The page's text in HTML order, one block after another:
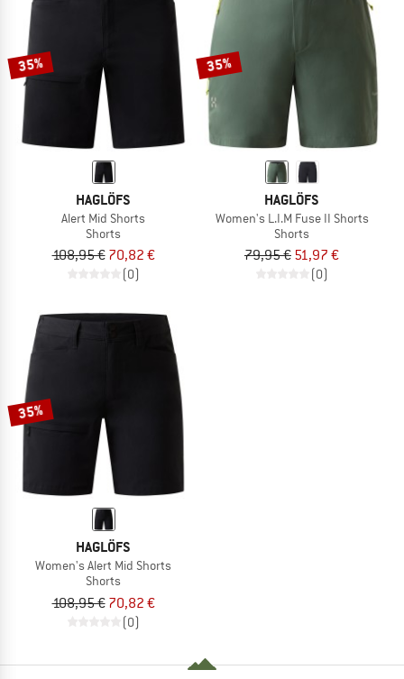
35%
HAGLÖFS
Alert Mid Shorts
Shorts
108,95 € 70,82 €
(0)
35%
HAGLÖFS
Women's L.I.M Fuse II Shorts
Shorts
79,95 € 51,97 €
(0)
35%
HAGLÖFS
Women's Alert Mid Shorts
Shorts
108,95 € 70,82 €
(0)